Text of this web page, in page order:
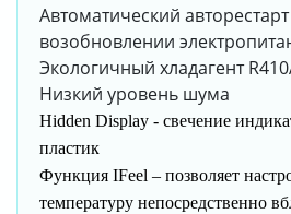
Автоматический
возобновлении
Экологичный хладагент
Низкий уровень шума
Hidden Display - cвечение
пластик
Функция IFeel – позволяет
температуру непосредственно